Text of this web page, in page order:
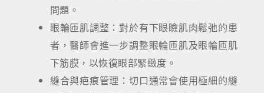
問題。
眼輪匝肌調整：對於有下眼瞼肌肉鬆弛的患
者，醫師會進一步調整眼輪匝肌及眼輪匝肌
下筋膜，以恢復眼部緊緻度。
縫合與疤痕管理：切口通常會使用極細的縫